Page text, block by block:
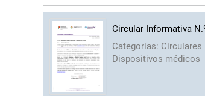
Circular Informativa
Categorias: Circulares
Dispositivos médicos